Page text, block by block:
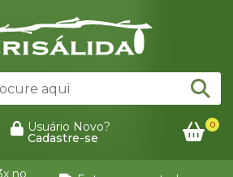
Usuário Novo?
Cadastre-se
0
no